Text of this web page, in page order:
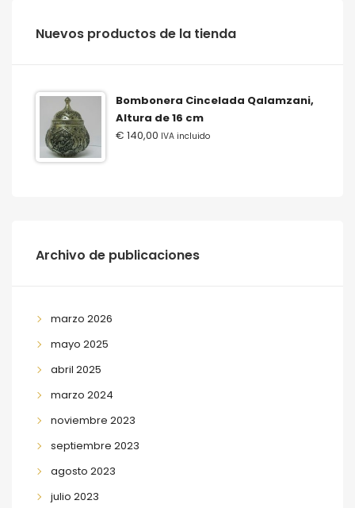
‫‪Nuevos‬‬ ‫‪productos‬‬ ‫‪de‬‬ ‫‪la‬‬ ‫‪tienda‬‬
Bombonera Cincelada Qalamzani,
Altura de 16 cm
€ 140,00 IVA incluido
Archivo de publicaciones
marzo 2026
mayo 2025
abril 2025
marzo 2024
noviembre 2023
septiembre 2023
agosto 2023
julio 2023